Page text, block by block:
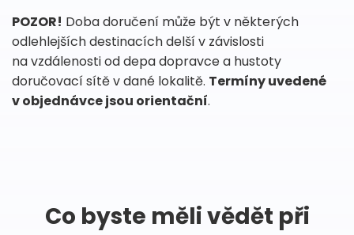
POZOR! Doba doručení může být v některých
odlehlejších destinacích delší v závislosti
na vzdálenosti od depa dopravce a hustoty
doručovací sítě v dané lokalitě. Termíny uvedené
v objednávce jsou orientační.
Co byste měli vědět při